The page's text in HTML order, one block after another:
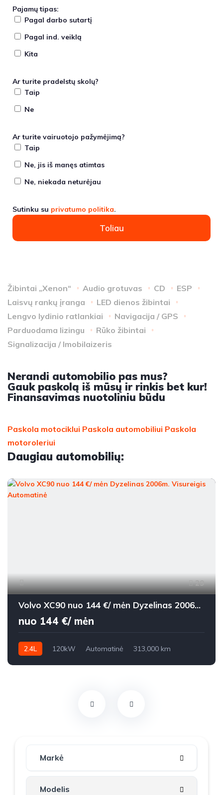
Pajamų tipas:
Pagal darbo sutartį
Pagal ind. veiklą
Kita
Ar turite pradelstų skolų?
Taip
Ne
Ar turite vairuotojo pažymėjimą?
Taip
Ne, jis iš manęs atimtas
Ne, niekada neturėjau
Sutinku su privatumo politika.
Toliau
Žibintai „Xenon“ Audio grotuvas CD
ESP
Laisvų rankų įranga
LED dienos žibintai
Lengvo lydinio ratlankiai
Navigacija / GPS
Parduodama lizingu
Rūko žibintai
Signalizacija / Imobilaizeris
Nerandi automobilio pas mus?
Gauk paskolą iš mūsų ir rinkis bet kur!
Finansavimas nuotoliniu būdu
Paskola motociklui Paskola automobiliui Paskola
motoroleriui
Daugiau automobilių:
29
Volvo XC90 nuo 144 €/ mėn Dyzelinas 2006m. Visureigis Automatinė
nuo 144 €/ mėn
2.4L 120kW Automatinė
313,000 km